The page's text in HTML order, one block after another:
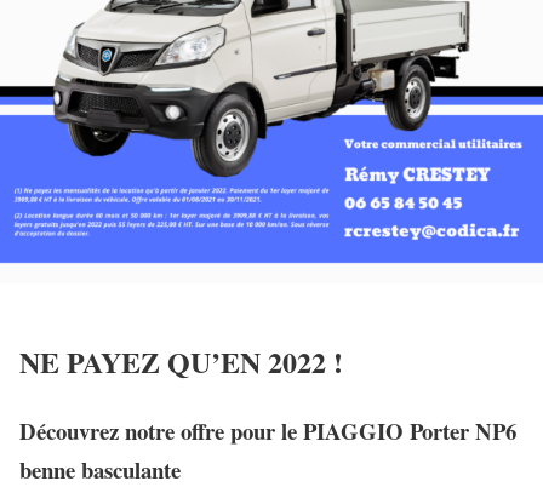
NE PAYEZ QU’EN 2022 !
Découvrez notre offre pour le PIAGGIO Porter NP6
benne basculante